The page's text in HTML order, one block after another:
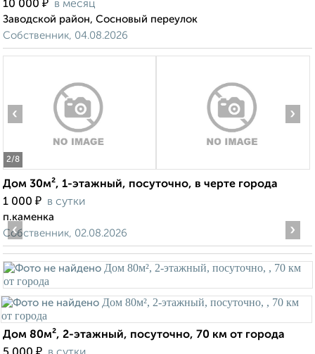
10 000 ₽ в месяц
Заводской район, Сосновый переулок
Собственник, 04.08.2026
2/8
‹ ›
Дом 30м², 1-этажный, посуточно, в черте города
1 000 ₽ в сутки
п.каменка
Собственник, 02.08.2026
‹ ›
Дом 80м², 2-этажный, посуточно, 70 км от города